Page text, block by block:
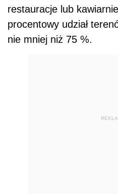
restauracje lub
procentowy udział
nie mniej niż 75 %.